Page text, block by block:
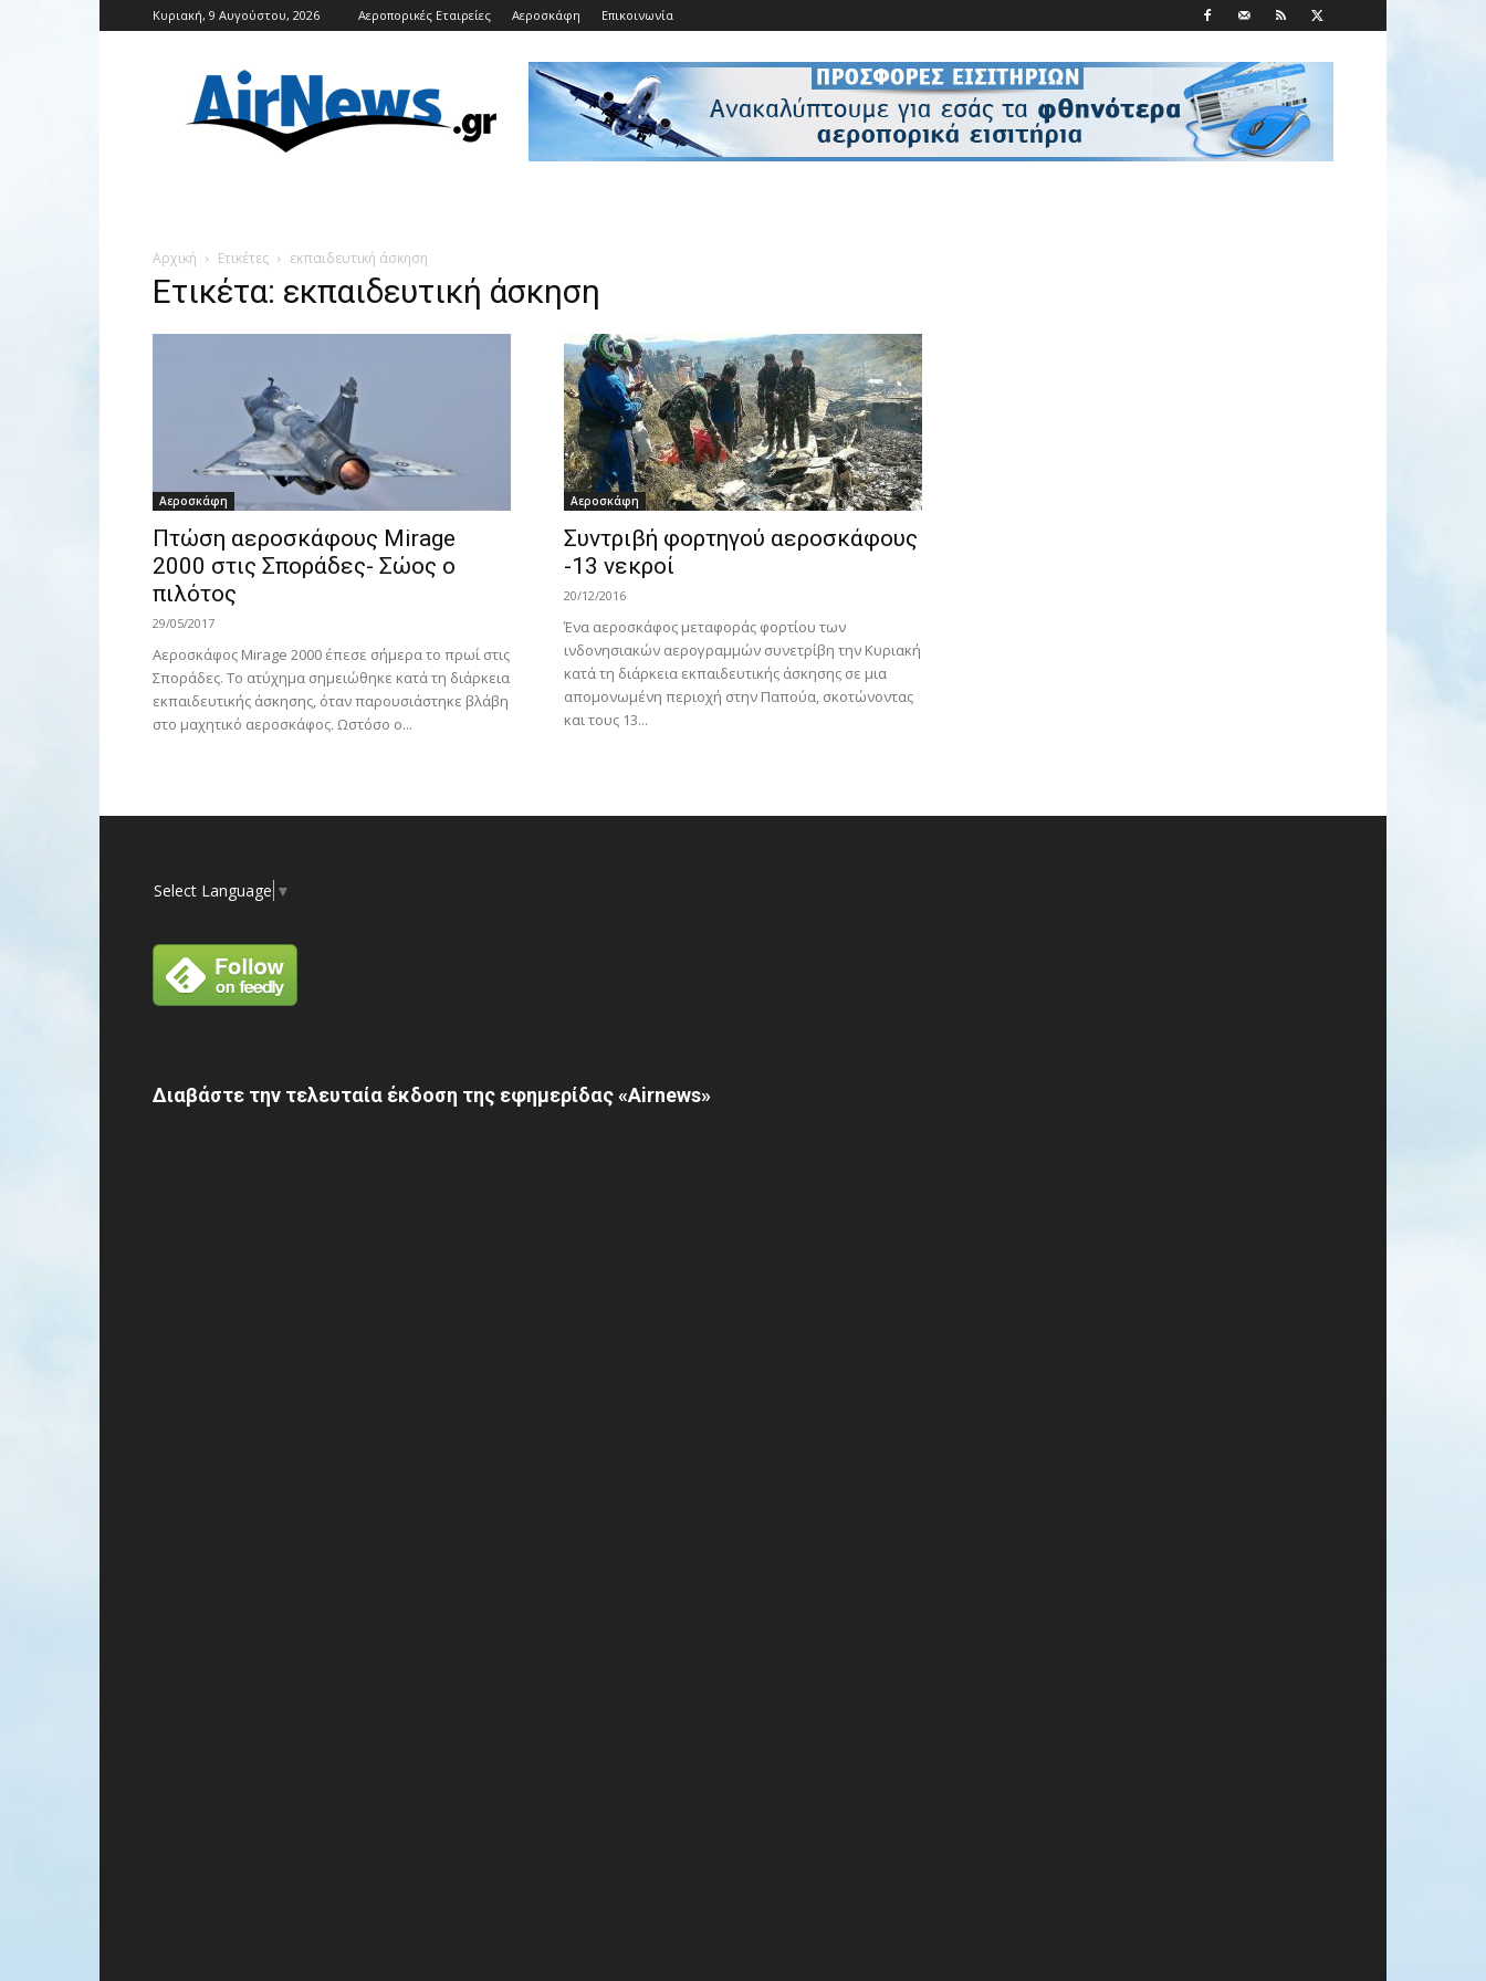
Κυριακή, 9 Αυγούστου, 2026 Αεροπορικές Εταιρείες Αεροσκάφη Επικοινωνία
Αρχική Ετικέτες εκπαιδευτική άσκηση
Ετικέτα: εκπαιδευτική άσκηση
Αεροσκάφη
Πτώση αεροσκάφους Mirage
2000 στις Σποράδες- Σώος ο
πιλότος
29/05/2017
Αεροσκάφος Mirage 2000 έπεσε σήμερα το πρωί στις
Σποράδες. Το ατύχημα σημειώθηκε κατά τη διάρκεια
εκπαιδευτικής άσκησης, όταν παρουσιάστηκε βλάβη
στο μαχητικό αεροσκάφος. Ωστόσο ο...
Αεροσκάφη
Συντριβή φορτηγού αεροσκάφους
-13 νεκροί
20/12/2016
Ένα αεροσκάφος μεταφοράς φορτίου των
ινδονησιακών αερογραμμών συνετρίβη την Κυριακή
κατά τη διάρκεια εκπαιδευτικής άσκησης σε μια
απομονωμένη περιοχή στην Παπούα, σκοτώνοντας
και τους 13...
Select Language ▼
Διαβάστε την τελευταία έκδοση της εφημερίδας «Airnews»